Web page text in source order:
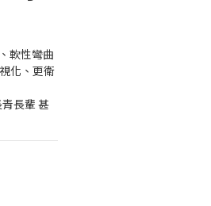
軟性彎曲
化、更衛
長輩 甚